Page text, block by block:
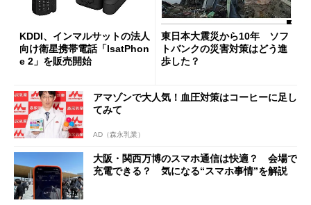
KDDI、インマルサットの法人
向け衛星携帯電話「IsatPhon
e 2」を販売開始
東日本大震災から10年 ソフ
トバンクの災害対策はどう進
歩した？
アマゾンで大人気！血圧対策はコーヒーに足し
てみて
AD（森永乳業）
大阪・関西万博のスマホ通信は快適？ 会場で
充電できる？ 気になる“スマホ事情”を解説